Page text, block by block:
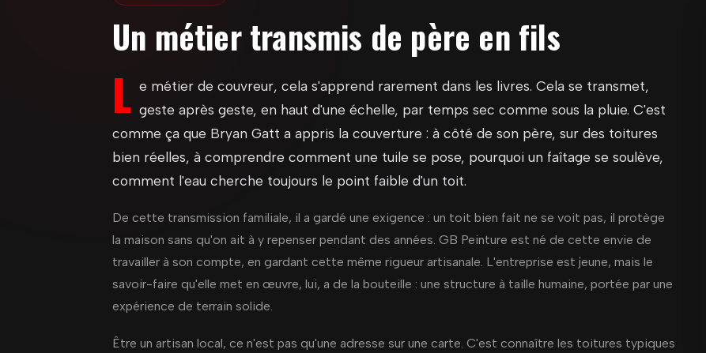
Un métier transmis de père en fils
L e métier de couvreur, cela s'apprend rarement dans les livres. Cela se transmet,
geste après geste, en haut d'une échelle, par temps sec comme sous la pluie. C'est
comme ça que Bryan Gatt a appris la couverture : à côté de son père, sur des toitures
bien réelles, à comprendre comment une tuile se pose, pourquoi un faîtage se soulève,
comment l'eau cherche toujours le point faible d'un toit.
De cette transmission familiale, il a gardé une exigence : un toit bien fait ne se voit pas, il protège
la maison sans qu'on ait à y repenser pendant des années. GB Peinture est né de cette envie de
travailler à son compte, en gardant cette même rigueur artisanale. L'entreprise est jeune, mais le
savoir-faire qu'elle met en œuvre, lui, a de la bouteille : une structure à taille humaine, portée par une
expérience de terrain solide.
Être un artisan local, ce n'est pas qu'une adresse sur une carte. C'est connaître les toitures typiques